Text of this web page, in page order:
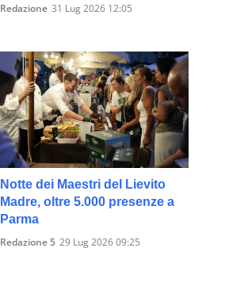
Redazione 31 Lug 2026 12:05
Notte dei Maestri del Lievito
Madre, oltre 5.000 presenze a
Parma
Redazione 5 29 Lug 2026 09:25